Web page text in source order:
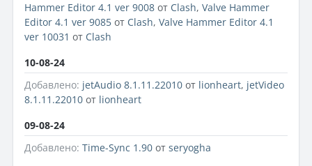
Hammer Editor 4.1 ver 9008 от Clash, Valve Hammer
Editor 4.1 ver 9085 от Clash, Valve Hammer Editor 4.1
ver 10031 от Clash
10-08-24
Добавлено: jetAudio 8.1.11.22010 от lionheart, jetVideo
8.1.11.22010 от lionheart
09-08-24
Добавлено: Time-Sync 1.90 от seryogha